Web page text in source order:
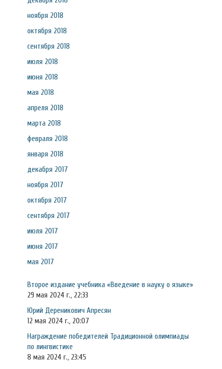
ноября 2018
октября 2018
сентября 2018
июля 2018
июня 2018
мая 2018
апреля 2018
марта 2018
февраля 2018
января 2018
декабря 2017
ноября 2017
октября 2017
сентября 2017
июля 2017
июня 2017
мая 2017
Второе издание учебника «Введение в науку о языке»
29 мая 2024 г., 22:33
Юрий Дереникович Апресян
12 мая 2024 г., 20:07
Награждение победителей Традиционной олимпиады
по лингвистике
8 мая 2024 г., 23:45